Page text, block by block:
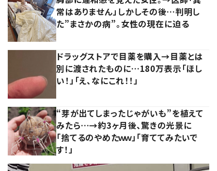
常はありません」しかしその後…判明し
た”まさかの病”。女性の現在に迫る
ドラッグストアで目薬を購入→目薬とは
別に渡されたものに…180万表示「ほし
い！」「え、なにこれ！！」
“芽が出てしまったじゃがいも”を植えて
みたら…→約3ヶ月後、驚きの光景に
「捨てるのやめたｗｗ」「育ててみたいで
す！」